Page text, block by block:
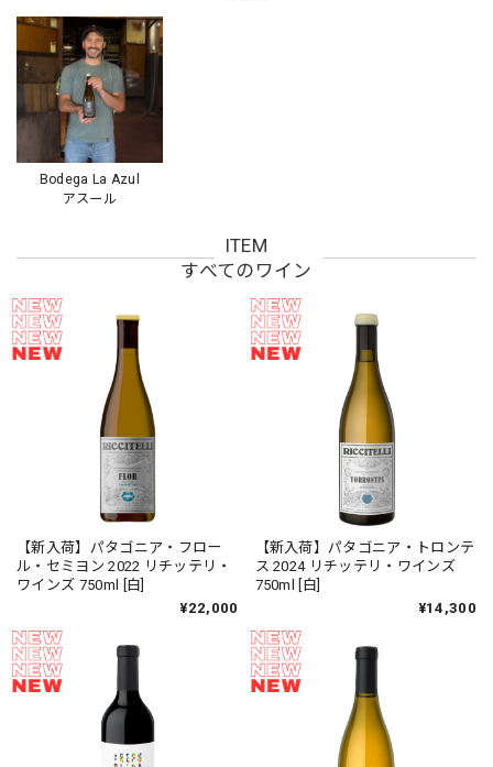
Bodega La Azul
アスール
ITEM
すべてのワイン
【新入荷】パタゴニア・フロー
ル・セミヨン 2022 リチッテリ・
ワインズ 750ml [白]
¥22,000
【新入荷】パタゴニア・トロンテ
ス 2024 リチッテリ・ワインズ
750ml [白]
¥14,300